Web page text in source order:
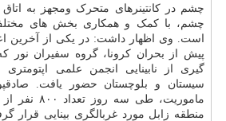
چشم در کانتینرهای متحرک ومجهز به
چشم، با کمک و همکاری بخش های
پیش از بحران کرونا، گروه سفیران نور
گیری از نابینایی انجمن علمی
سیستان و بلوچستان حضور یافت.
ماموریت،
منطقه زابل مورد غربالگری بینایی قرار